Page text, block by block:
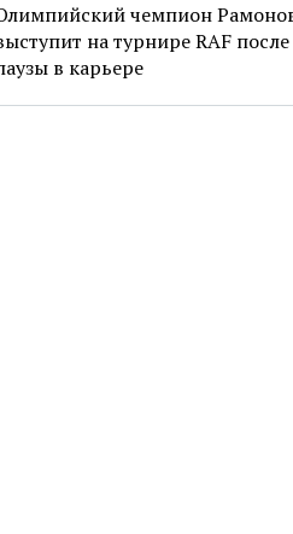
чемпион
на турнире RAF после
в карьере